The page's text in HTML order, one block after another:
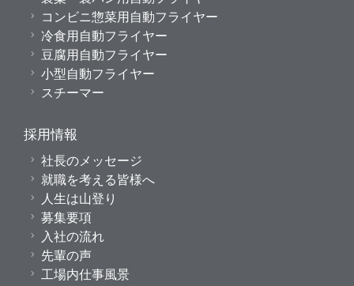
コンビニ惣菜用自動フライヤー
冷食用自動フライヤー
豆腐用自動フライヤー
小型自動フライヤー
スチーマー
採用情報
社長のメッセージ
就職を考える皆様へ
人生は山登り
募集要項
入社の流れ
先輩の声
工場内仕事風景